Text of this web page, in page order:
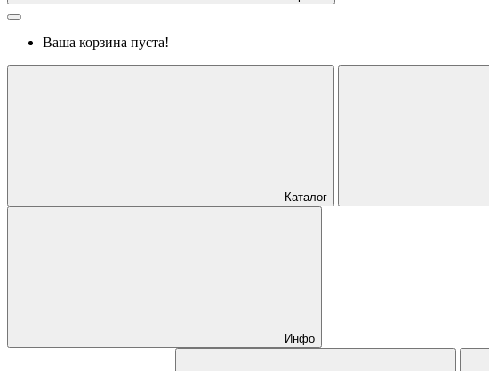
Ваша корзина пуста!
Каталог
Инфо